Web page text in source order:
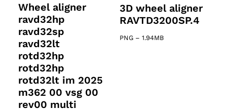
Wheel aligner
ravd32hp
ravd32sp
ravd32lt
rotd32hp
rotd32hp
rotd32lt im 2025
m362 00 vsg 00
rev00 multi
3D wheel aligner
RAVTD3200SP.4
PNG – 1.94MB